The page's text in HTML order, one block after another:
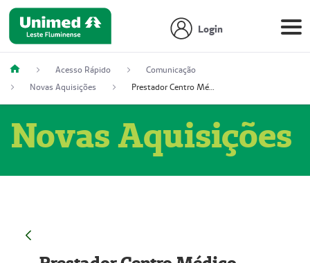
Login
Acesso Rápido
Comunicação
Novas Aquisições
Prestador Centro Médico Vitória Ltda, 51004350-4: Centro Médico Vitória Ltda (Nome Fantasia: Policlínica Master)
Novas Aquisições